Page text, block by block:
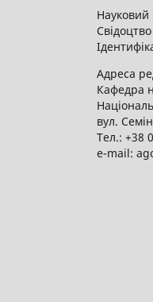
Науковий
Адреса
Кафедра
вул.
Тел.: +38
е-mail: